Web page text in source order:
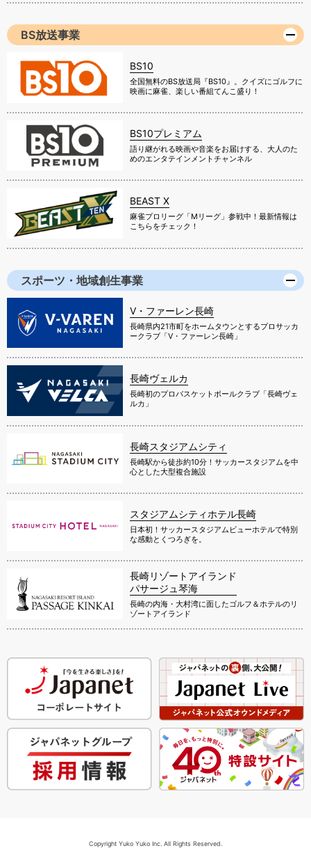
BS放送事業
BS10
全国無料のBS放送局『BS10』。クイズにゴルフに
映画に麻雀、楽しい番組てんこ盛り！
BS10プレミアム
語り継がれる映画や音楽をお届けする、大人のた
めのエンタテインメントチャンネル
BEAST X
麻雀プロリーグ「Mリーグ」参戦中！最新情報は
こちらをチェック！
スポーツ・地域創生事業
V・ファーレン長崎
長崎県内21市町をホームタウンとするプロサッカ
ークラブ「V・ファーレン長崎」
長崎ヴェルカ
長崎初のプロバスケットボールクラブ「長崎ヴェ
ルカ」
長崎スタジアムシティ
長崎駅から徒歩約10分！サッカースタジアムを中
心とした大型複合施設
スタジアムシティホテル長崎
日本初！サッカースタジアムビューホテルで特別
な感動とくつろぎを。
長崎リゾートアイランド
パサージュ琴海
長崎の内海・大村湾に面したゴルフ＆ホテルのリ
ゾートアイランド
Copyright Yuko Yuko Inc. All Rights Reserved.